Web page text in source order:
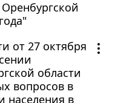
от 27 октября
области
вопросов в
населения в